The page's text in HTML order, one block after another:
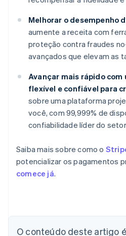
Melhorar o desempenho
aumente a receita com
proteção contra fraudes
avançados que elevam as
Avançar mais rápido
flexível e confiável para
sobre uma plataforma
você, com 99,999% de
confiabilidade líder do
Saiba mais sobre como o
potencializar os pagamentos
comece já.
O conteúdo deste artigo
Deutsch English